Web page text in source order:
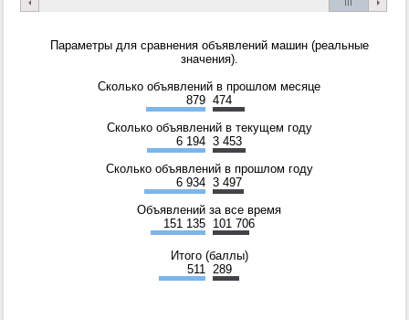
Параметры для сравнения объявлений машин (реальные
значения).
Сколько объявлений в прошлом месяце
879 474
Сколько объявлений в текущем году
6 194 3 453
Сколько объявлений в прошлом году
6 934 3 497
Объявлений за все время
151 135 101 706
Итого (баллы)
511
289